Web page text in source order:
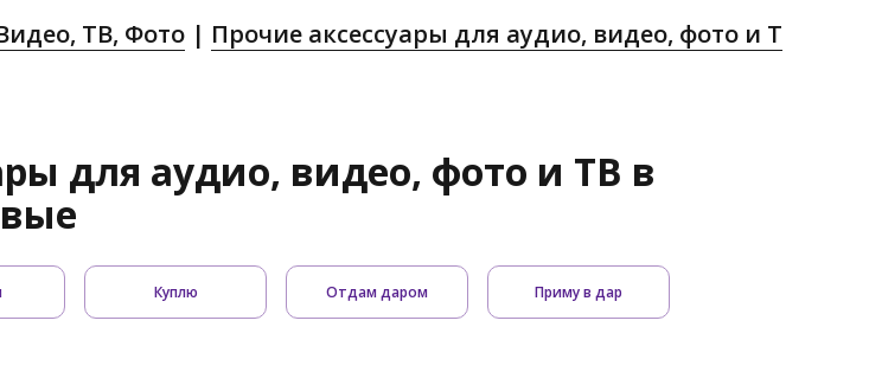
ТВ, Фото
Прочие аксессуары для аудио, видео, фото и Т
для аудио, видео, фото и ТВ в
Куплю Отдам даром Приму в дар